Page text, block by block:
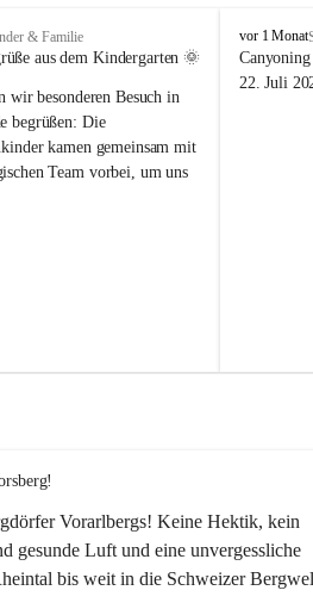
& Familie
aus dem Kindergarten 🌞
wir besonderen Besuch in
begrüßen: Die
kamen gemeinsam mit
Team vorbei, um uns
V
i
k
vor 1 Monat
22. Juli
Vorarlbergs! Keine Hektik, kein
gesunde Luft und eine unvergessliche
bis weit in die Schweizer